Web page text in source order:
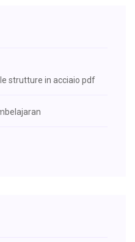
strutture in acciaio pdf